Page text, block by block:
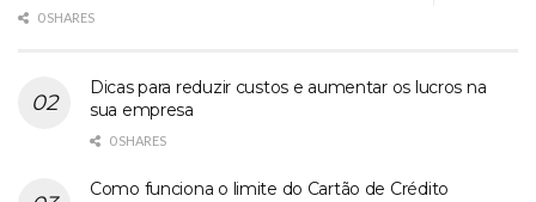
0 SHARES
Dicas para reduzir custos e aumentar os lucros na
sua empresa
0 SHARES
Como funciona o limite do Cartão de Crédito